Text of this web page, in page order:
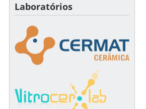
Laboratórios